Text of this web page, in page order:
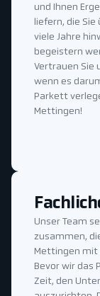
und Ihnen
liefern, die Sie
viele Jahre
begeistern
Vertrauen Sie
wenn es
Parkett
Mettingen!
Unser Team
zusammen,
Mettingen mit
Bevor wir das
Zeit, den